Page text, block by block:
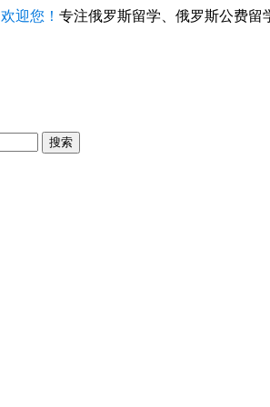
欢迎您！ 专注俄罗斯留学、俄罗斯公费留